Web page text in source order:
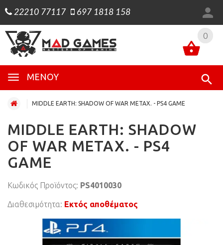
22210 77117 697 1818 158
0
ΜΕΝΟΎ
0
MIDDLE EARTH: SHADOW OF WAR ΜΕΤΑΧ. - PS4 GAME
MIDDLE EARTH: SHADOW
OF WAR ΜΕΤΑΧ. - PS4
GAME
Κωδικός Προϊόντος: PS4010030
Διαθεσιμότητα: Εκτός αποθέματος